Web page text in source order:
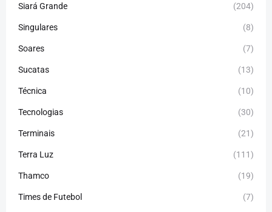
Siará Grande (204)
Singulares (8)
Soares (7)
Sucatas (13)
Técnica (10)
Tecnologias (30)
Terminais (21)
Terra Luz (111)
Thamco (19)
Times de Futebol (7)